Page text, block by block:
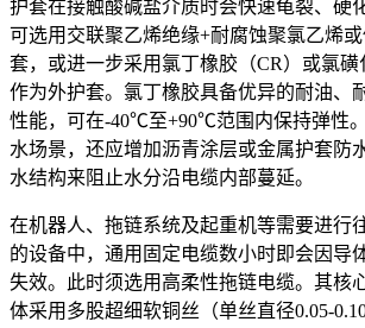
护套在接触酸碱盐介质时会快速龟裂、硬
可选用交联聚乙烯绝缘+耐腐蚀聚氯乙烯
套，或进一步采用氯丁橡胶（CR）或氯磺
作为外护套。氯丁橡胶具备优异的耐油、
性能，可在-40℃至+90℃范围内保持弹性
水场景，还应增加沥青涂层或金属护套防
水结构来阻止水分沿电缆内部蔓延。
在机器人、拖链系统及起重机等需要进行
的设备中，通用固定电缆数小时即会因导
失效。此时须选用高柔性拖链电缆。其核
体采用多股超细软铜丝（单丝直径0.05-